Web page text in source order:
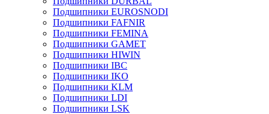
Подшипники EUROSNODI
Подшипники FAFNIR
Подшипники FEMINA
Подшипники GAMET
Подшипники HIWIN
Подшипники IBC
Подшипники IKO
Подшипники KLM
Подшипники LDI
Подшипники LSK